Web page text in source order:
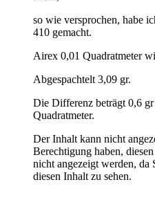
so wie versprochen, habe
410 gemacht.
Airex 0,01 Quadratmeter
Abgespachtelt 3,09 gr.
Die Differenz beträgt 0,6
Quadratmeter.
Der Inhalt kann nicht
Berechtigung haben,
nicht angezeigt werden, da
diesen Inhalt zu sehen.